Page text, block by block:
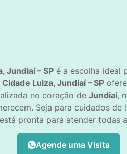
Jundiaí – SPé a escolha ideal
Luiza, Jundiaí – SP
no coração de Jundiaí,
Seja para cuidados
pronta para atender todas
Agende uma Visita